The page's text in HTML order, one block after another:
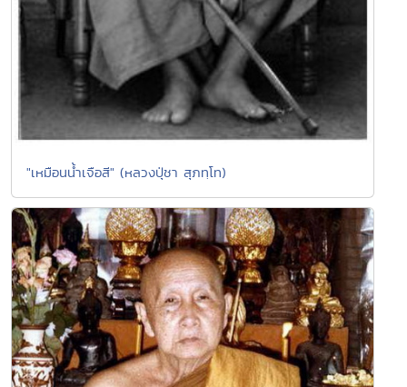
"เหมือนน้ำเจือสี" (หลวงปุ่ชา สุภทฺโท)